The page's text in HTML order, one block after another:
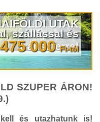
UTAK
szállással és
transzferrel
475 000Ft-tól
SZUPER ÁRON!
és utazhatunk is!